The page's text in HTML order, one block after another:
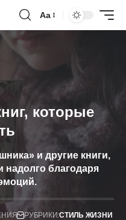
Аа
которые
и другие книги,
надолго благодаря
РУБРИКИ:СТИЛЬ ЖИЗНИ